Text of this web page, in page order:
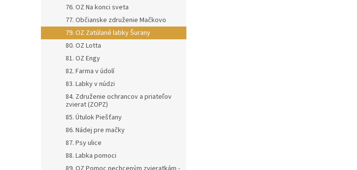
76. OZ Na konci sveta
77. Občianske združenie Mačkovo
79. OZ Zatúlané labky Šurany
80. OZ Lotta
81. OZ Engy
82. Farma v údolí
83. Labky v núdzi
84. Združenie ochrancov a priateľov
zvierat (ZOPZ)
85. Útulok Piešťany
86. Nádej pre mačky
87. Psy ulice
88. Labka pomoci